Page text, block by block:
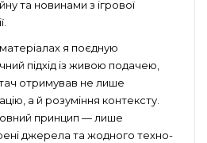
та новинами з ігрової
я поєдную
підхід із живою подачею,
отримував не лише
а й розуміння контексту.
принцип — лише
джерела та жодного техно-